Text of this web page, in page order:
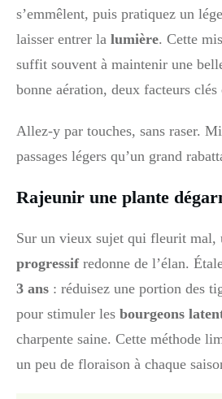
s’emmêlent, puis pratiquez un
laisser entrer la lumière. Cette
suffit souvent à maintenir une
bonne aération, deux facteurs
Allez-y par touches, sans raser.
passages légers qu’un grand
Rajeunir une plante
Sur un vieux sujet qui fleurit mal,
progressifredonne de l’élan.
3 ans : réduisez une portion des
pour stimuler les bourgeons
charpente saine. Cette méthode
un peu de floraison à chaque